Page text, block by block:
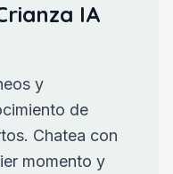
IA
y
de
Chatea con
momento y